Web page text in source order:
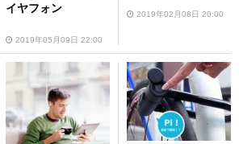
イヤフォン
2019年05月09日 22:00
2019年02月08日 20:00